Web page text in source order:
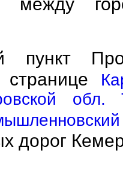
пункт
странице
обл.
дорог